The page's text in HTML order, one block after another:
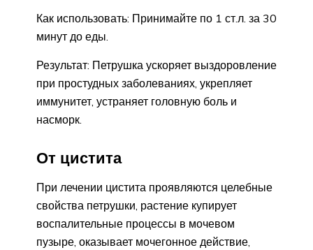
Как использовать: Принимайте по 1 ст.л. за 30
минут до еды.
Результат: Петрушка ускоряет выздоровление
при простудных заболеваниях, укрепляет
иммунитет, устраняет головную боль и
насморк.
От цистита
При лечении цистита проявляются целебные
свойства петрушки, растение купирует
воспалительные процессы в мочевом
пузыре, оказывает мочегонное действие,